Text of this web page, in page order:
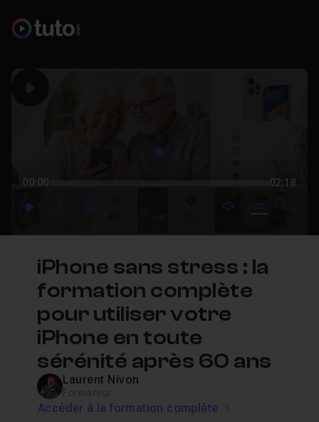
Play
00:00 02:18
PlayForwardForward mute video
Subtitles
iPhone sans stress : la
formation complète
pour utiliser votre
iPhone en toute
sérénité après 60 ans
Laurent Nivon
Accéder à la formation complète